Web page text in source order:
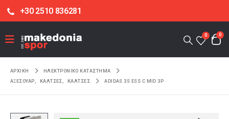
+30 2510 836281
0 0
ΑΡΧΙΚΉ
ΗΛΕΚΤΡΟΝΙΚΌ ΚΑΤΆΣΤΗΜΑ
ΑΞΕΣΟΥΑΡ
ΚΑΛΤΣΕΣ ΚΑΛΤΣΕΣ ADIDAS 3S ESS C MID 3P